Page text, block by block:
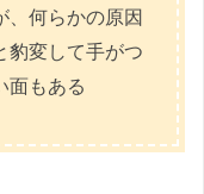
、何らかの原因
豹変して手がつ
面もある